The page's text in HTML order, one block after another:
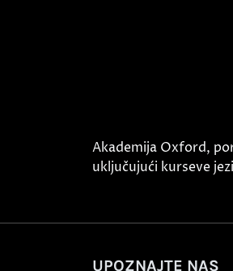
Akademija Oxford,
uključujući kurseve
UPOZNAJTE NAS